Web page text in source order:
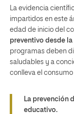
La evidencia
impartidos en este
edad de inicio del
preventivo desde
programas deben
saludables y a
conlleva el consumo
La prevención
educativo.